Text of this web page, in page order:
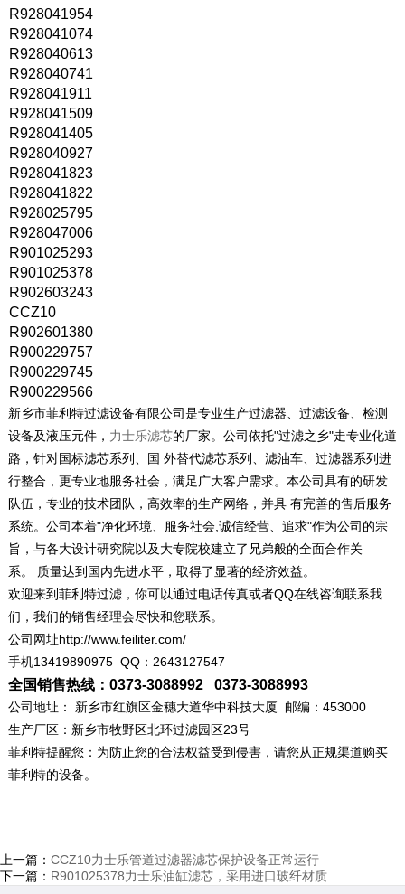
R928041954
R928041074
R928040613
R928040741
R928041911
R928041509
R928041405
R928040927
R928041823
R928041822
R928025795
R928047006
R901025293
R901025378
R902603243
CCZ10
R902601380
R900229757
R900229745
R900229566
新乡市菲利特过滤设备有限公司是专业生产过滤器、过滤设备、检测
设备及液压元件， 力士乐滤芯的厂家。公司依托"过滤之乡"走专业化道
路，针对国标滤芯系列、国 外替代滤芯系列、滤油车、过滤器系列进
行整合，更专业地服务社会，满足广大客户需求。本公司具有的研发
队伍，专业的技术团队，高效率的生产网络，并具 有完善的售后服务
系统。公司本着"净化环境、服务社会,诚信经营、追求"作为公司的宗
旨，与各大设计研究院以及大专院校建立了兄弟般的全面合作关
系。 质量达到国内先进水平，取得了显著的经济效益。
欢迎来到菲利特过滤，你可以通过电话传真或者QQ在线咨询联系我
们，我们的销售经理会尽快和您联系。
公司网址http://www.feiliter.com/
手机13419890975 QQ：2643127547
全国销售热线：0373-3088992 0373-3088993
公司地址： 新乡市红旗区金穗大道华中科技大厦 邮编：453000
生产厂区：新乡市牧野区北环过滤园区23号
菲利特提醒您：为防止您的合法权益受到侵害，请您从正规渠道购买
菲利特的设备。
上一篇： CCZ10力士乐管道过滤器滤芯保护设备正常运行
下一篇： R901025378力士乐油缸滤芯，采用进口玻纤材质